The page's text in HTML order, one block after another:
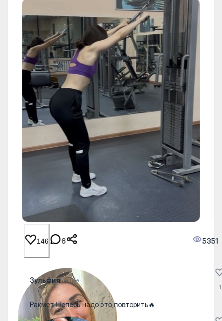
146 6 5351
Зульфия6 June
Рақмет !Теперь надо это повторить🔥
1